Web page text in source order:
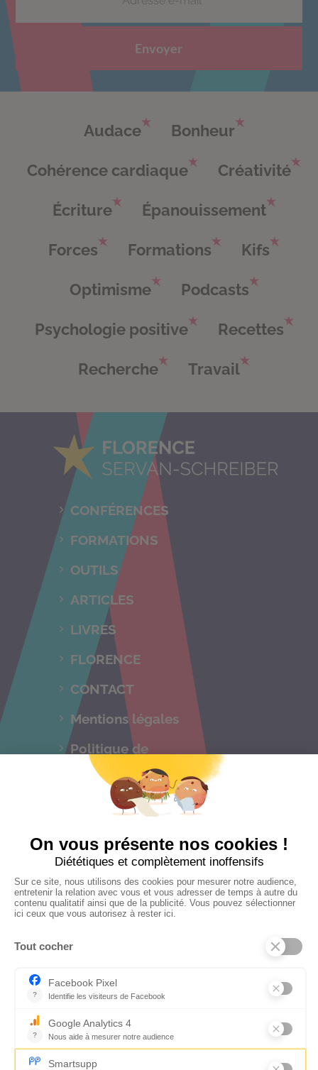
Envoyer
Audace Bonheur
Cohérence cardiaque Créativité
Écriture Épanouissement
Forces Formations Kifs
Optimisme Podcasts
Psychologie positive Recettes
Recherche Travail
CONFÉRENCES
FORMATIONS
OUTILS
ARTICLES
LIVRES
FLORENCE
CONTACT
Mentions légales
Politique de
confidentialités
Suivez-nous
CONTACTEZ-NOUS
Florence Servan-Schreiber © 2026